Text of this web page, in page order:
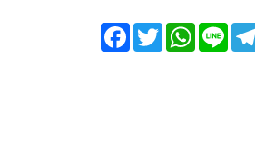
FacebookTwitterWhatsApp
Line